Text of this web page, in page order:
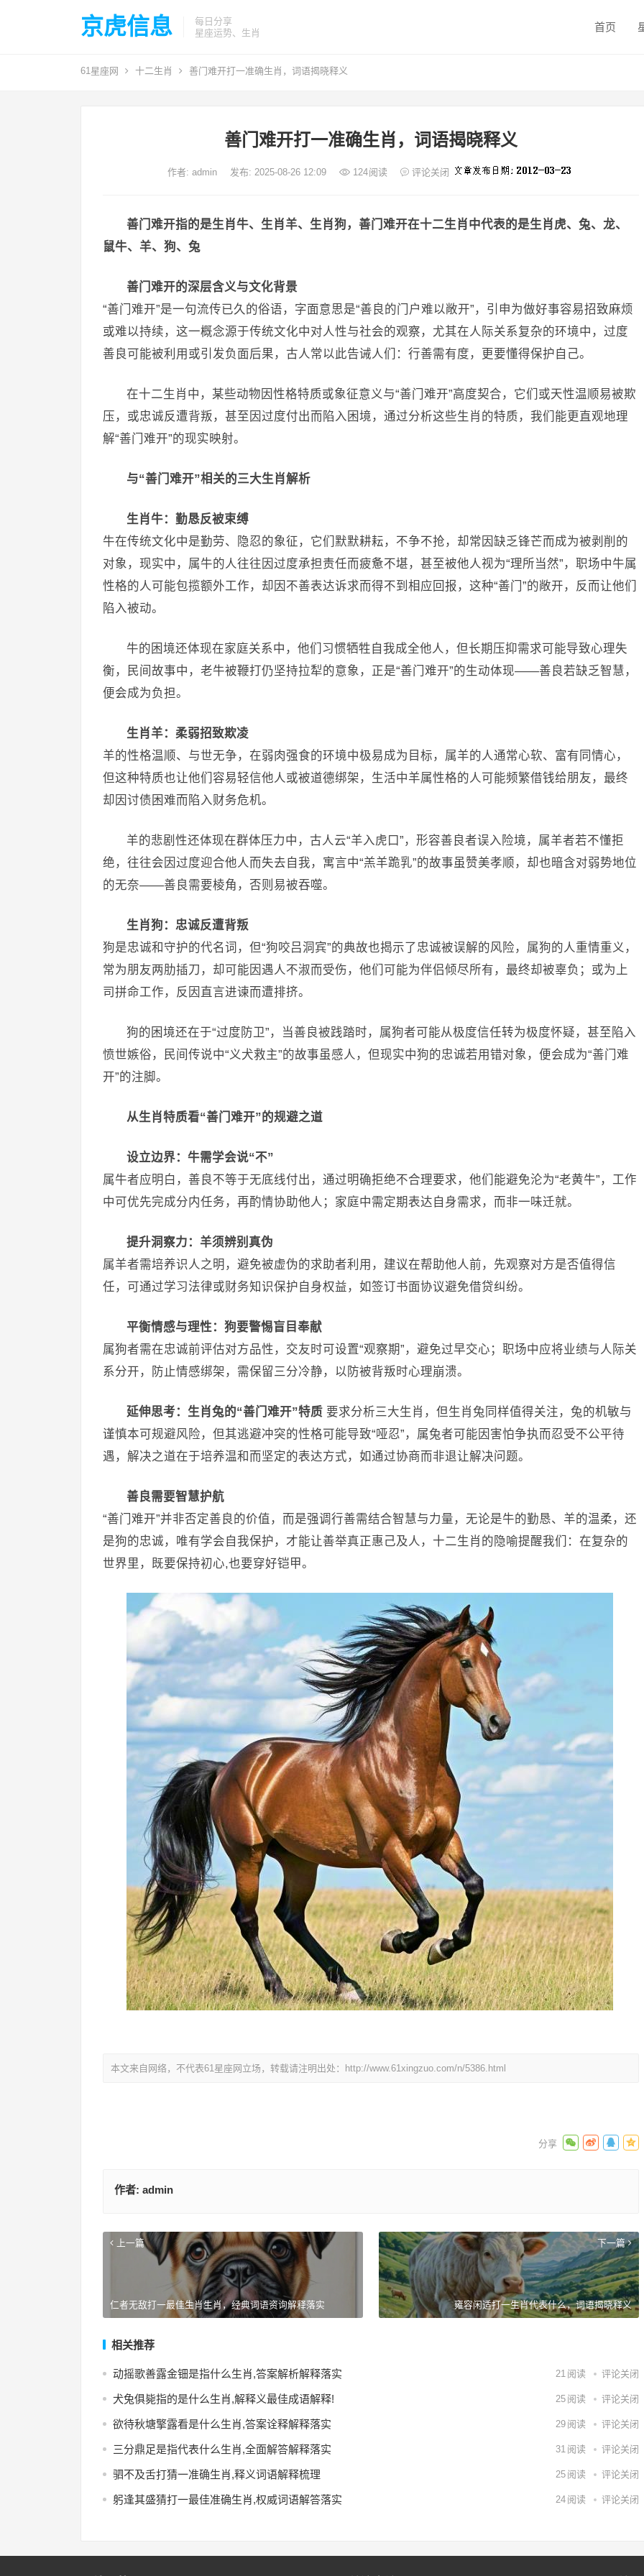
京虎信息
每日分享
星座运势、生肖
首页
61星座网 十二生肖 善门难开打一准确生肖，词语揭晓释义
善门难开打一准确生肖，词语揭晓释义
作者: admin 发布: 2025-08-26 12:09 124阅读 评论关闭
善门难开指的是生肖牛、生肖羊、生肖狗，善门难开在十二生肖中代表的是生肖虎、兔、龙、
鼠牛、羊、狗、兔
善门难开的深层含义与文化背景
“善门难开”是一句流传已久的俗语，字面意思是“善良的门户难以敞开”，引申为做好事容易招致麻烦
或难以持续，这一概念源于传统文化中对人性与社会的观察，尤其在人际关系复杂的环境中，过度
善良可能被利用或引发负面后果，古人常以此告诫人们：行善需有度，更要懂得保护自己。
在十二生肖中，某些动物因性格特质或象征意义与“善门难开”高度契合，它们或天性温顺易被欺
压，或忠诚反遭背叛，甚至因过度付出而陷入困境，通过分析这些生肖的特质，我们能更直观地理
解“善门难开”的现实映射。
与“善门难开”相关的三大生肖解析
生肖牛：勤恳反被束缚
牛在传统文化中是勤劳、隐忍的象征，它们默默耕耘，不争不抢，却常因缺乏锋芒而成为被剥削的
对象，现实中，属牛的人往往因过度承担责任而疲惫不堪，甚至被他人视为“理所当然”，职场中牛属
性格的人可能包揽额外工作，却因不善表达诉求而得不到相应回报，这种“善门”的敞开，反而让他们
陷入被动。
牛的困境还体现在家庭关系中，他们习惯牺牲自我成全他人，但长期压抑需求可能导致心理失
衡，民间故事中，老牛被鞭打仍坚持拉犁的意象，正是“善门难开”的生动体现——善良若缺乏智慧，
便会成为负担。
生肖羊：柔弱招致欺凌
羊的性格温顺、与世无争，在弱肉强食的环境中极易成为目标，属羊的人通常心软、富有同情心，
但这种特质也让他们容易轻信他人或被道德绑架，生活中羊属性格的人可能频繁借钱给朋友，最终
却因讨债困难而陷入财务危机。
羊的悲剧性还体现在群体压力中，古人云“羊入虎口”，形容善良者误入险境，属羊者若不懂拒
绝，往往会因过度迎合他人而失去自我，寓言中“羔羊跪乳”的故事虽赞美孝顺，却也暗含对弱势地位
的无奈——善良需要棱角，否则易被吞噬。
生肖狗：忠诚反遭背叛
狗是忠诚和守护的代名词，但“狗咬吕洞宾”的典故也揭示了忠诚被误解的风险，属狗的人重情重义，
常为朋友两肋插刀，却可能因遇人不淑而受伤，他们可能为伴侣倾尽所有，最终却被辜负；或为上
司拼命工作，反因直言进谏而遭排挤。
狗的困境还在于“过度防卫”，当善良被践踏时，属狗者可能从极度信任转为极度怀疑，甚至陷入
愤世嫉俗，民间传说中“义犬救主”的故事虽感人，但现实中狗的忠诚若用错对象，便会成为“善门难
开”的注脚。
从生肖特质看“善门难开”的规避之道
设立边界：牛需学会说“不”
属牛者应明白，善良不等于无底线付出，通过明确拒绝不合理要求，他们能避免沦为“老黄牛”，工作
中可优先完成分内任务，再酌情协助他人；家庭中需定期表达自身需求，而非一味迁就。
提升洞察力：羊须辨别真伪
属羊者需培养识人之明，避免被虚伪的求助者利用，建议在帮助他人前，先观察对方是否值得信
任，可通过学习法律或财务知识保护自身权益，如签订书面协议避免借贷纠纷。
平衡情感与理性：狗要警惕盲目奉献
属狗者需在忠诚前评估对方品性，交友时可设置“观察期”，避免过早交心；职场中应将业绩与人际关
系分开，防止情感绑架，需保留三分冷静，以防被背叛时心理崩溃。
延伸思考：生肖兔的“善门难开”特质 要求分析三大生肖，但生肖兔同样值得关注，兔的机敏与
谨慎本可规避风险，但其逃避冲突的性格可能导致“哑忍”，属兔者可能因害怕争执而忍受不公平待
遇，解决之道在于培养温和而坚定的表达方式，如通过协商而非退让解决问题。
善良需要智慧护航
“善门难开”并非否定善良的价值，而是强调行善需结合智慧与力量，无论是牛的勤恳、羊的温柔，还
是狗的忠诚，唯有学会自我保护，才能让善举真正惠己及人，十二生肖的隐喻提醒我们：在复杂的
世界里，既要保持初心,也要穿好铠甲。
本文来自网络，不代表61星座网立场，转载请注明出处： http://www.61xingzuo.com/n/5386.html
作者: admin
上一篇
仁者无敌打一最佳生肖生肖，经典词语资询解释落实
下一篇
雍容闲适打一生肖代表什么，词语揭晓释义
相关推荐
动摇歌善露金钿是指什么生肖,答案解析解释落实 21 阅读 评论关闭
犬兔俱毙指的是什么生肖,解释义最佳成语解释! 25 阅读 评论关闭
欲待秋塘擎露看是什么生肖,答案诠释解释落实 29 阅读 评论关闭
三分鼎足是指代表什么生肖,全面解答解释落实 31 阅读 评论关闭
驷不及舌打猜一准确生肖,释义词语解释梳理 25 阅读 评论关闭
躬逢其盛猜打一最佳准确生肖,权威词语解答落实 24 阅读 评论关闭